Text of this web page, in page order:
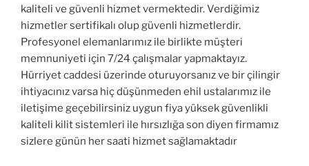
kaliteli ve güvenli hizmet vermektedir. Verdiğimiz
hizmetler sertifikalı olup güvenli hizmetlerdir.
Profesyonel elemanlarımız ile birlikte müşteri
memnuniyeti için 7/24 çalışmalar yapmaktayız.
Hürriyet caddesi üzerinde oturuyorsanız ve bir çilingir
ihtiyacınız varsa hiç düşünmeden ehil ustalarımız ile
iletişime geçebilirsiniz uygun fiya yüksek güvenlikli
kaliteli kilit sistemleri ile hırsızlığa son diyen firmamız
sizlere günün her saati hizmet sağlamaktadır